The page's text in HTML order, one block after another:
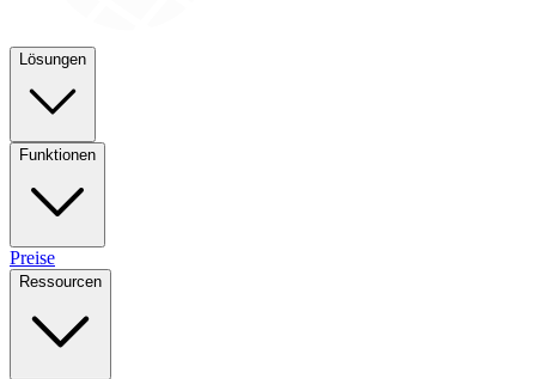
Lösungen
Funktionen
Preise
Ressourcen